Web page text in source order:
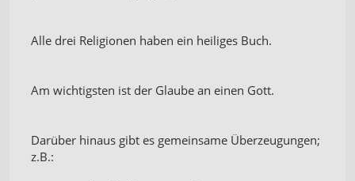
Alle drei Religionen haben ein heiliges Buch.
Am wichtigsten ist der Glaube an einen Gott.
Darüber hinaus gibt es gemeinsame Überzeugungen;
z.B.: